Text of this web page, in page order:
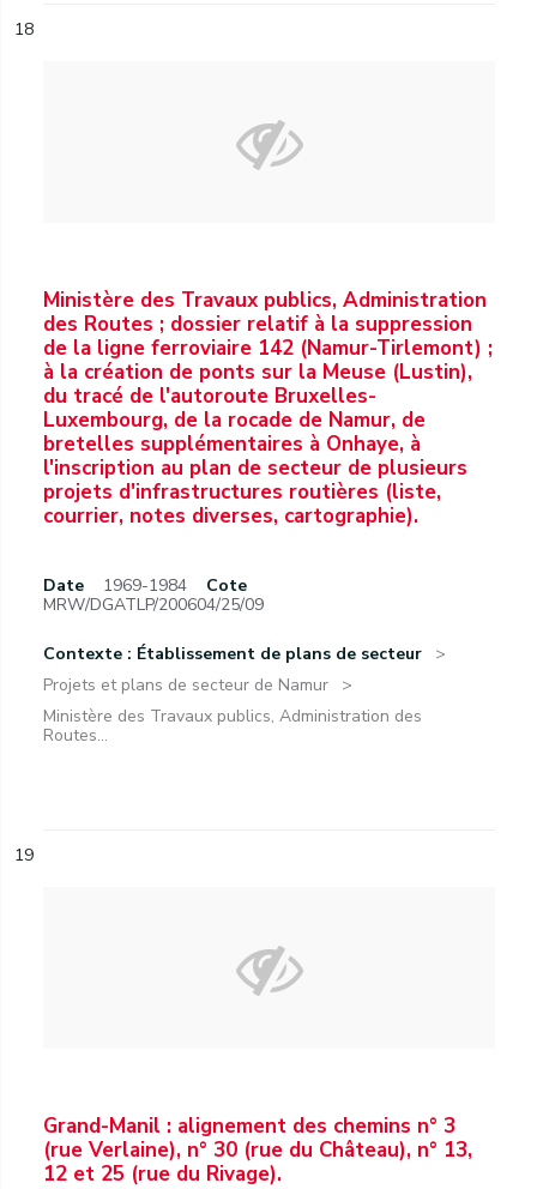
18
Ministère des Travaux publics, Administration
des Routes ; dossier relatif à la suppression
de la ligne ferroviaire 142 (Namur-Tirlemont) ;
à la création de ponts sur la Meuse (Lustin),
du tracé de l'autoroute Bruxelles-
Luxembourg, de la rocade de Namur, de
bretelles supplémentaires à Onhaye, à
l'inscription au plan de secteur de plusieurs
projets d'infrastructures routières (liste,
courrier, notes diverses, cartographie).
Date 1969-1984
Cote
MRW/DGATLP/200604/25/09
Contexte : Établissement de plans de secteur
Projets et plans de secteur de Namur
Ministère des Travaux publics, Administration des
Routes...
19
Grand-Manil : alignement des chemins n° 3
(rue Verlaine), n° 30 (rue du Château), n° 13,
12 et 25 (rue du Rivage).